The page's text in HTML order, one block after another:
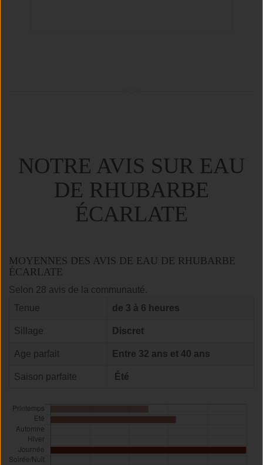
NOTRE AVIS SUR EAU
DE RHUBARBE
ÉCARLATE
MOYENNES DES AVIS DE EAU DE RHUBARBE
ÉCARLATE
Selon 28 avis de la communauté.
Tenue
de 3 à 6 heures
Sillage Discret
Age parfait Entre 32 ans et 40 ans
Saison parfaite Été